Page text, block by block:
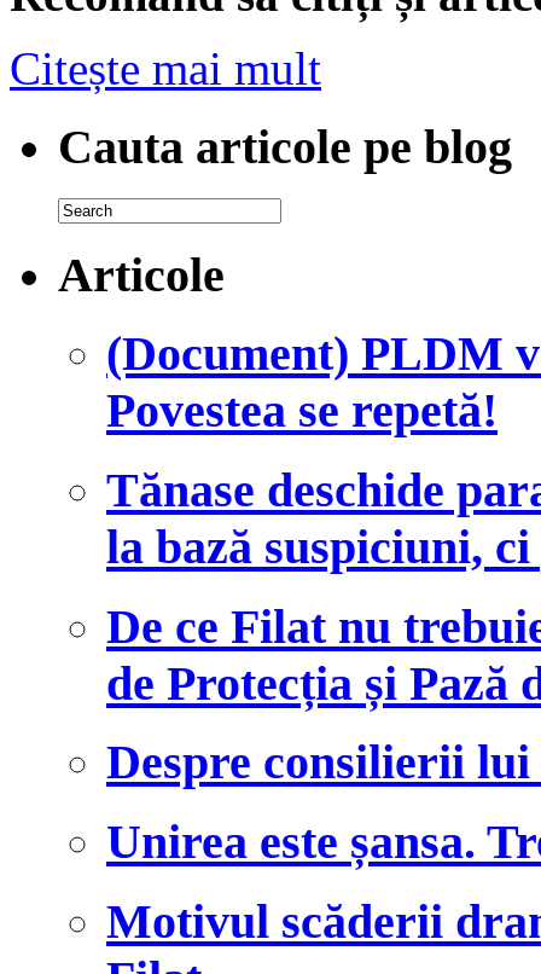
Citește mai mult
Cauta articole pe blog
Articole
(Document) PLDM
Povestea se repetă!
Tănase deschide
la bază suspiciuni,
De ce Filat nu
de Protecția și Pază
Despre consilierii
Unirea este șansa.
Motivul scăderii